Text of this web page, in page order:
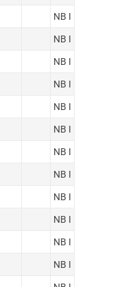
NB I
NB I
NB I
NB I
NB I
NB I
NB I
NB I
NB I
NB I
NB I
NB I